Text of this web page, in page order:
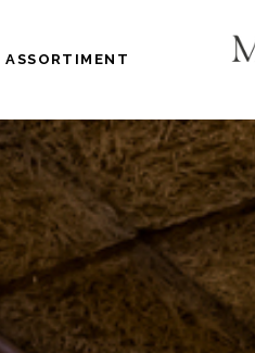
ASSORTIMENT